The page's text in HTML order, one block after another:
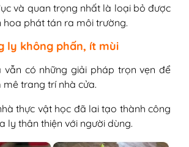
và quan trọng nhất là loại bỏ được
hoa phát tán ra môi trường.
ly không phấn, ít mùi
vẫn có những giải pháp trọn vẹn để
trang trí nhà cửa.
thực vật học đã lai tạo thành công
ly thân thiện với người dùng.